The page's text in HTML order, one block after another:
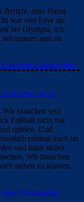
Bericht, dass Hansi
war von Faye im
bei Olympia, ich
und sie
abzugeben
Beim 16:38
Wir brauchen sein
Fußball nicht mit
spielen. Und
erstmal auch im
und kann sicher
Wir brauchen
stehen zu können.
Kommentar